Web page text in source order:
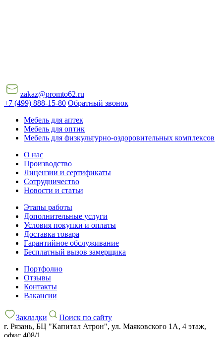
zakaz@promto62.ru
+7 (499) 888-15-80 Обратный звонок
Мебель для аптек
Мебель для оптик
Мебель для физкультурно-оздоровительных комплексов
О нас
Производство
Лицензии и сертификаты
Сотрудничество
Новости и статьи
Этапы работы
Дополнительные услуги
Условия покупки и оплаты
Доставка товара
Гарантийное обслуживание
Бесплатный вызов замерщика
Портфолио
Отзывы
Контакты
Вакансии
Закладки
Поиск по сайту
г. Рязань, БЦ "Капитал Атрон", ул. Маяковского 1А, 4 этаж,
офис 408/1